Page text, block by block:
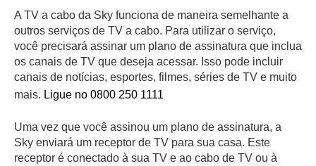
A TV a cabo da Sky funciona de maneira semelhante a
outros serviços de TV a cabo. Para utilizar o serviço,
você precisará assinar um plano de assinatura que inclua
os canais de TV que deseja acessar. Isso pode incluir
canais de notícias, esportes, filmes, séries de TV e muito
mais. Ligue no 0800 250 1111
Uma vez que você assinou um plano de assinatura, a
Sky enviará um receptor de TV para sua casa. Este
receptor é conectado à sua TV e ao cabo de TV ou à